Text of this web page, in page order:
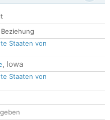
Staaten von
, Iowa
Staaten von